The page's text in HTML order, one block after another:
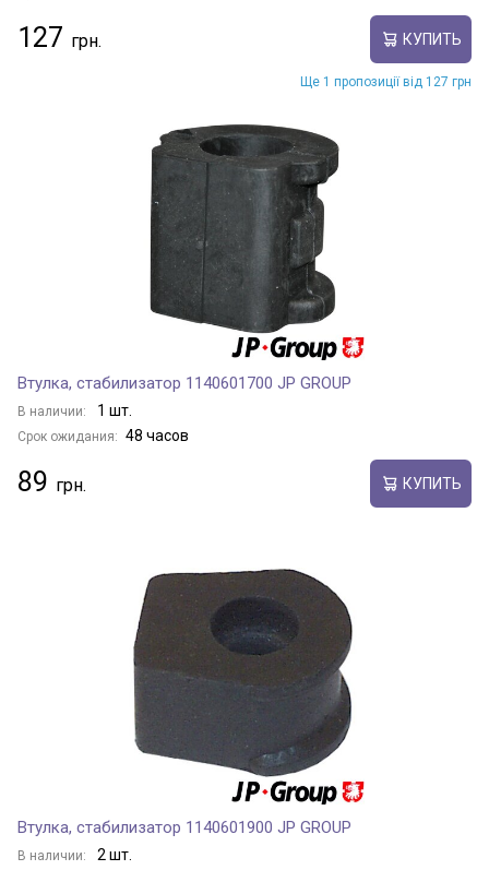
127 КУПИТЬ
Ще 1 пропозиції від 127 грн
Втулка, стабилизатор 1140601700 JP GROUP
В наличии: 1 шт.
Срок ожидания: 48 часов
89 КУПИТЬ
Втулка, стабилизатор 1140601900 JP GROUP
В наличии: 2 шт.